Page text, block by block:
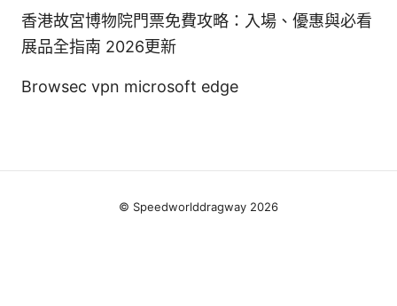
香港故宮博物院門票免費攻略：入場、優惠與必看
展品全指南 2026更新
Browsec vpn microsoft edge
© Speedworlddragway 2026